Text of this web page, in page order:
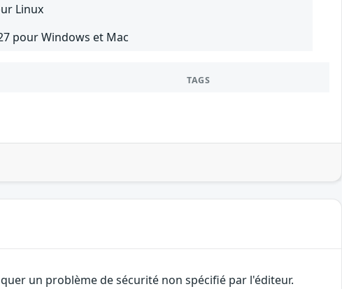
Linux
pour Windows et Mac
TAGS
un problème de sécurité non spécifié par l'éditeur.